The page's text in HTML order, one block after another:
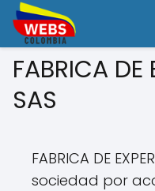
FABRICA DE
SAS
FABRICA DE
sociedad por